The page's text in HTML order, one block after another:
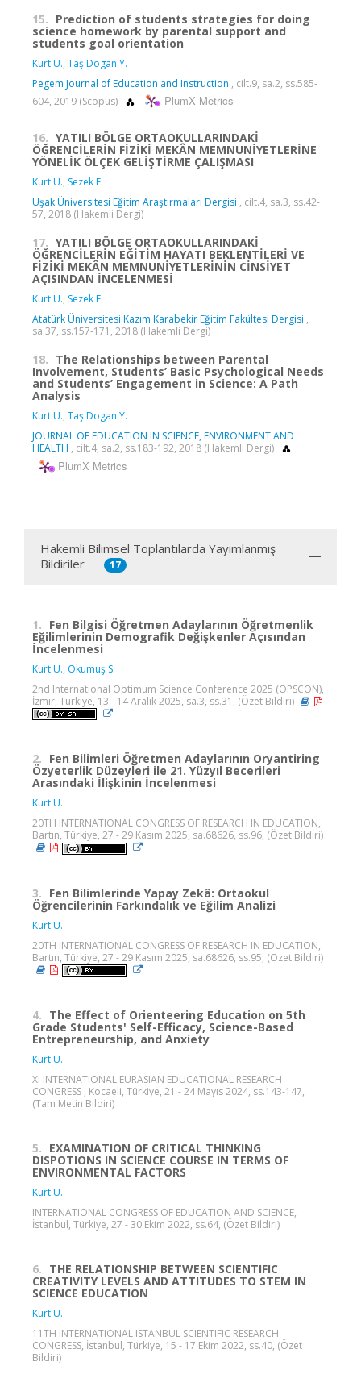
15. Prediction of students strategies for doing
science homework by parental support and
students goal orientation
Kurt U., Taş Dogan Y.
Pegem Journal of Education and Instruction , cilt.9, sa.2, ss.585-
604, 2019 (Scopus)
PlumX Metrics
16. YATILI BÖLGE ORTAOKULLARINDAKİ
ÖĞRENCİLERİN FİZİKİ MEKÂN MEMNUNİYETLERİNE
YÖNELİK ÖLÇEK GELİŞTİRME ÇALIŞMASI
Kurt U., Sezek F.
Uşak Üniversitesi Eğitim Araştırmaları Dergisi , cilt.4, sa.3, ss.42-
57, 2018 (Hakemli Dergi)
17. YATILI BÖLGE ORTAOKULLARINDAKİ
ÖĞRENCİLERİN EĞİTİM HAYATI BEKLENTİLERİ VE
FİZİKİ MEKÂN MEMNUNİYETLERİNİN CİNSİYET
AÇISINDAN İNCELENMESİ
Kurt U., Sezek F.
Atatürk Üniversitesi Kazım Karabekir Eğitim Fakültesi Dergisi ,
sa.37, ss.157-171, 2018 (Hakemli Dergi)
18. The Relationships between Parental
Involvement, Students’ Basic Psychological Needs
and Students’ Engagement in Science: A Path
Analysis
Kurt U., Taş Dogan Y.
JOURNAL OF EDUCATION IN SCIENCE, ENVIRONMENT AND
HEALTH , cilt.4, sa.2, ss.183-192, 2018 (Hakemli Dergi)
PlumX Metrics
Hakemli Bilimsel Toplantılarda Yayımlanmış
Bildiriler
17
1. Fen Bilgisi Öğretmen Adaylarının Öğretmenlik
Eğilimlerinin Demografik Değişkenler Açısından
İncelenmesi
Kurt U., Okumuş S.
2nd International Optimum Science Conference 2025 (OPSCON),
İzmir, Türkiye, 13 - 14 Aralık 2025, sa.3, ss.31, (Özet Bildiri)
2. Fen Bilimleri Öğretmen Adaylarının Oryantiring
Özyeterlik Düzeyleri ile 21. Yüzyıl Becerileri
Arasındaki İlişkinin İncelenmesi
Kurt U.
20TH INTERNATIONAL CONGRESS OF RESEARCH IN EDUCATION,
Bartın, Türkiye, 27 - 29 Kasım 2025, sa.68626, ss.96, (Özet Bildiri)
3. Fen Bilimlerinde Yapay Zekâ: Ortaokul
Öğrencilerinin Farkındalık ve Eğilim Analizi
Kurt U.
20TH INTERNATIONAL CONGRESS OF RESEARCH IN EDUCATION,
Bartın, Türkiye, 27 - 29 Kasım 2025, sa.68626, ss.95, (Özet Bildiri)
4. The Effect of Orienteering Education on 5th
Grade Students' Self-Efficacy, Science-Based
Entrepreneurship, and Anxiety
Kurt U.
XI INTERNATIONAL EURASIAN EDUCATIONAL RESEARCH
CONGRESS , Kocaeli, Türkiye, 21 - 24 Mayıs 2024, ss.143-147,
(Tam Metin Bildiri)
5. EXAMINATION OF CRITICAL THINKING
DISPOTIONS IN SCIENCE COURSE IN TERMS OF
ENVIRONMENTAL FACTORS
Kurt U.
INTERNATIONAL CONGRESS OF EDUCATION AND SCIENCE,
İstanbul, Türkiye, 27 - 30 Ekim 2022, ss.64, (Özet Bildiri)
6. THE RELATIONSHIP BETWEEN SCIENTIFIC
CREATIVITY LEVELS AND ATTITUDES TO STEM IN
SCIENCE EDUCATION
Kurt U.
11TH INTERNATIONAL ISTANBUL SCIENTIFIC RESEARCH
CONGRESS, İstanbul, Türkiye, 15 - 17 Ekim 2022, ss.40, (Özet
Bildiri)